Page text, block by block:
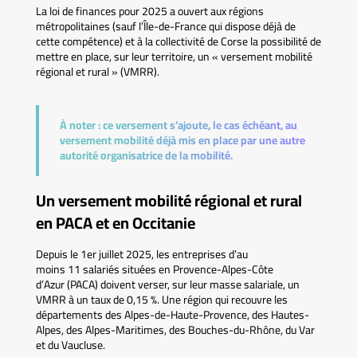
La loi de finances pour 2025 a ouvert aux régions
métropolitaines (sauf l’Île-de-France qui dispose déjà de
cette compétence) et à la collectivité de Corse la possibilité de
mettre en place, sur leur territoire, un « versement mobilité
régional et rural » (VMRR).
À noter :ce versement s’ajoute, le cas échéant, au
versement mobilité déjà mis en place par une autre
autorité organisatrice de la mobilité.
Un versement mobilité régional et rural
en PACA et en Occitanie
Depuis le 1er juillet 2025, les entreprises d’au
moins 11 salariés situées en Provence-Alpes-Côte
d’Azur (PACA) doivent verser, sur leur masse salariale, un
VMRR à un taux de 0,15 %. Une région qui recouvre les
départements des Alpes-de-Haute-Provence, des Hautes-
Alpes, des Alpes-Maritimes, des Bouches-du-Rhône, du Var
et du Vaucluse.